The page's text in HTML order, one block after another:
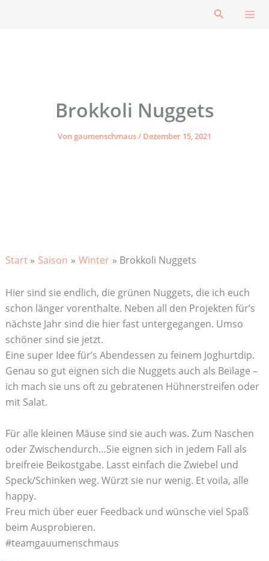
Suchen
Brokkoli Nuggets
Vongaumenschmaus/ Dezember 15, 2021
Start Saison Winter Brokkoli Nuggets
Hier sind sie endlich, die grünen Nuggets, die ich euch
schon länger vorenthalte. Neben all den Projekten für’s
nächste Jahr sind die hier fast untergegangen. Umso
schöner sind sie jetzt.
Eine super Idee für’s Abendessen zu feinem Joghurtdip.
Genau so gut eignen sich die Nuggets auch als Beilage –
ich mach sie uns oft zu gebratenen Hühnerstreifen oder
mit Salat.
Für alle kleinen Mäuse sind sie auch was. Zum Naschen
oder Zwischendurch…Sie eignen sich in jedem Fall als
breifreie Beikostgabe. Lasst einfach die Zwiebel und
Speck/Schinken weg. Würzt sie nur wenig. Et voila, alle
happy.
Freu mich über euer Feedback und wünsche viel Spaß
beim Ausprobieren.
#teamgauumenschmaus